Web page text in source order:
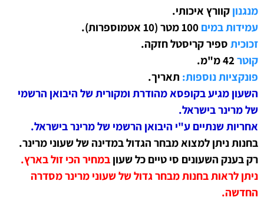
מנגנון קוורץ איכותי.
עמידות במים
זכוכית ספיר קריסטל חזקה.
קוטר42 מ"מ.
פונקציות נוספות: תאריך.
השעון מגיע בקופסא מהודרת ומקורית של היבואן הרשמי
של מרינר בישראל.
אחריות שנתיים ע"י היבואן הרשמי שלמרינרבישראל.
בחנות ניתן למצוא מבחר הגדול במדינה של שעוני מרינר.
רק בענק השעונים סי טיים כל שעון במחיר הכי זול בארץ.
ניתן לראות בחנות מבחר גדול של שעוני מרינר מסדרה
החדשה.